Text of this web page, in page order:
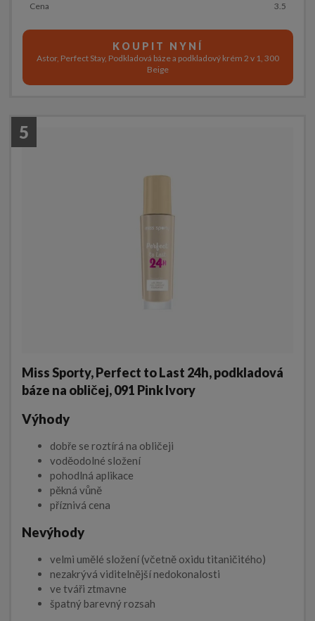
Cena 3.5
KOUPIT NYNÍ
Astor, Perfect Stay, Podkladová báze a podkladový krém 2 v 1, 300
Beige
5
Miss Sporty, Perfect to Last 24h, podkladová
báze na obličej, 091 Pink Ivory
Výhody
dobře se roztírá na obličeji
voděodolné složení
pohodlná aplikace
pěkná vůně
příznivá cena
Nevýhody
velmi umělé složení (včetně oxidu titaničitého)
nezakrývá viditelnější nedokonalosti
ve tváři ztmavne
špatný barevný rozsah